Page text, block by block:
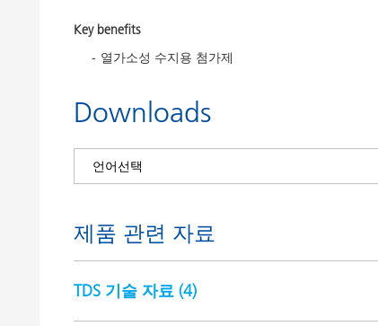
Key benefits
열가소성 수지용 첨가제
Downloads
제품 관련 자료
TDS 기술 자료 (4)